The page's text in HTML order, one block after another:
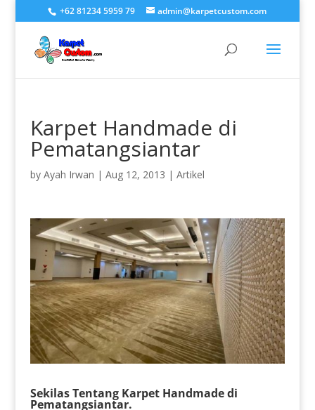
+62 81234 5959 79 admin@karpetcustom.com
Karpet Handmade di
Pematangsiantar
by Ayah Irwan | Aug 12, 2013 | Artikel
Sekilas Tentang Karpet Handmade di
Pematangsiantar.